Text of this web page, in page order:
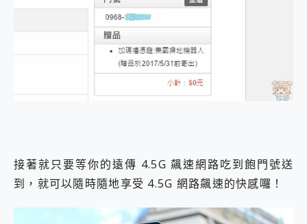
接著就只要等你的遠傳 4.5G 飆速網路吃到飽門號送
到，就可以隨時隨地享受 4.5G 網路飆速的快感囉！